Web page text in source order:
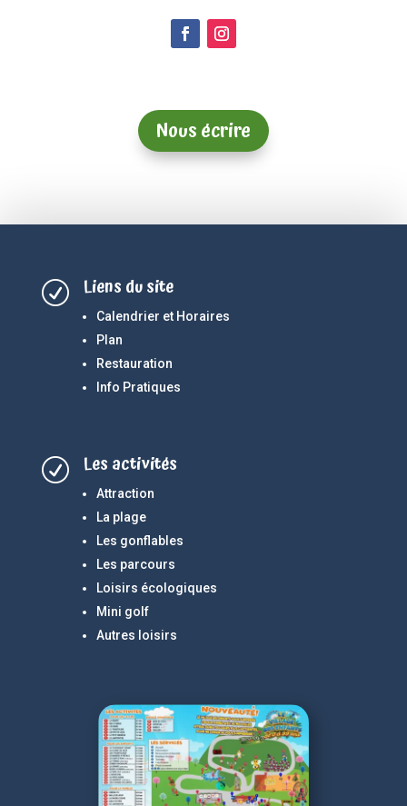
Nous écrire
R Liens du site
Calendrier et Horaires
Plan
Restauration
Info Pratiques
R Les activités
Attraction
La plage
Les gonflables
Les parcours
Loisirs écologiques
Mini golf
Autres loisirs